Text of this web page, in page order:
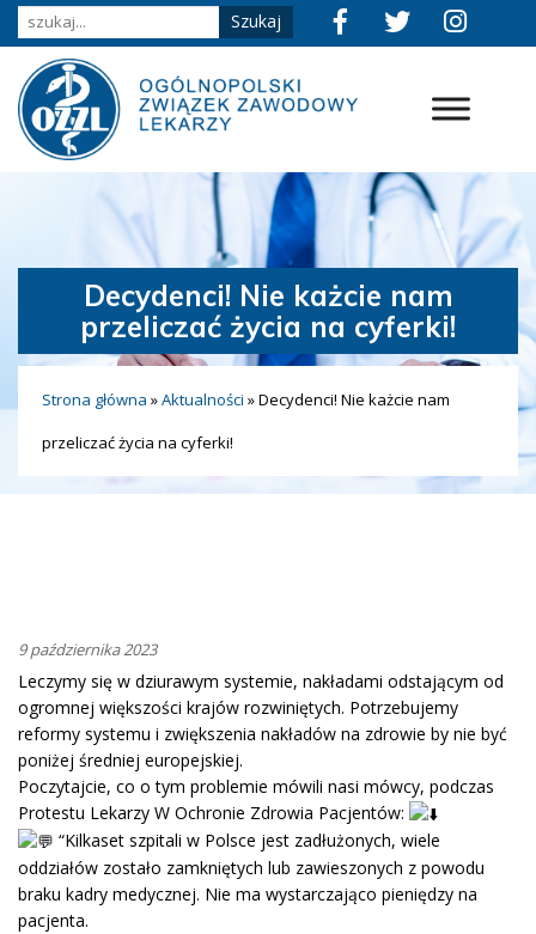
Decydenci! Nie każcie nam
przeliczać życia na cyferki!
Strona główna »Aktualności »Decydenci! Nie każcie nam
przeliczać życia na cyferki!
9 października 2023
Leczymy się w dziurawym systemie, nakładami odstającym od
ogromnej większości krajów rozwiniętych. Potrzebujemy
reformy systemu i zwiększenia nakładów na zdrowie by nie być
poniżej średniej europejskiej.
Poczytajcie, co o tym problemie mówili nasi mówcy, podczas
Protestu Lekarzy W Ochronie Zdrowia Pacjentów:
“Kilkaset szpitali w Polsce jest zadłużonych, wiele
oddziałów zostało zamkniętych lub zawieszonych z powodu
braku kadry medycznej. Nie ma wystarczająco pieniędzy na
pacjenta.